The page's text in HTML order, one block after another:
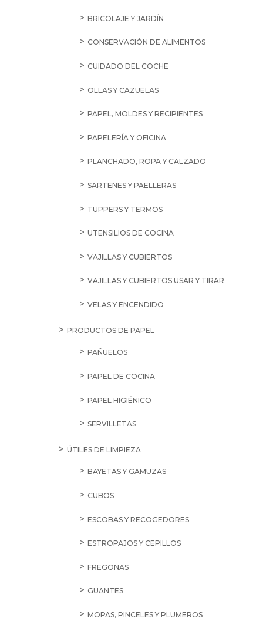
BRICOLAJE Y JARDÍN
CONSERVACIÓN DE ALIMENTOS
CUIDADO DEL COCHE
OLLAS Y CAZUELAS
PAPEL, MOLDES Y RECIPIENTES
PAPELERÍA Y OFICINA
PLANCHADO, ROPA Y CALZADO
SARTENES Y PAELLERAS
TUPPERS Y TERMOS
UTENSILIOS DE COCINA
VAJILLAS Y CUBIERTOS
VAJILLAS Y CUBIERTOS USAR Y TIRAR
VELAS Y ENCENDIDO
PRODUCTOS DE PAPEL
PAÑUELOS
PAPEL DE COCINA
PAPEL HIGIÉNICO
SERVILLETAS
ÚTILES DE LIMPIEZA
BAYETAS Y GAMUZAS
CUBOS
ESCOBAS Y RECOGEDORES
ESTROPAJOS Y CEPILLOS
FREGONAS
GUANTES
MOPAS, PINCELES Y PLUMEROS